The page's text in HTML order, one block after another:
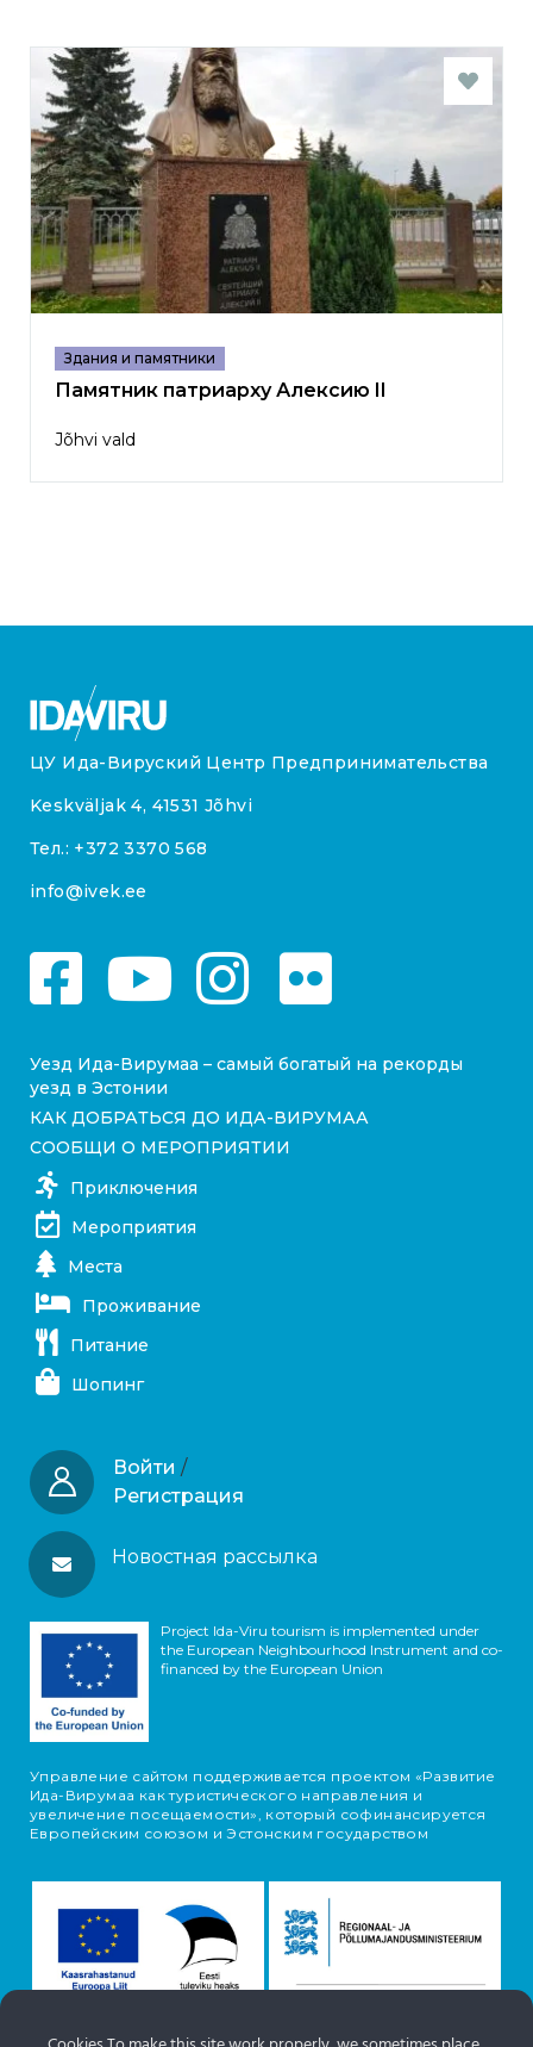
Здания и памятники
Памятник патриарху Алексию II
Jõhvi vald
ЦУ Ида-Вируский Центр Предпринимательства
Keskväljak 4, 41531 Jõhvi
Тел.: +372 3370 568
info@ivek.ee
Уезд Ида-Вирумаа – самый богатый на рекорды
уезд в Эстонии
КАК ДОБРАТЬСЯ ДО ИДА-ВИРУМАА
СООБЩИ О МЕРОПРИЯТИИ
Приключения
Мероприятия
Места
Проживание
Питание
Шопинг
Войти /
Регистрация
Новостная рассылка
Project Ida-Viru tourism is implemented under
the European Neighbourhood Instrument and co-
financed by the European Union
Управление сайтом поддерживается проектом «Развитие
Ида-Вирумаа как туристического направления и
увеличение посещаемости», который софинансируется
Европейским союзом и Эстонским государством